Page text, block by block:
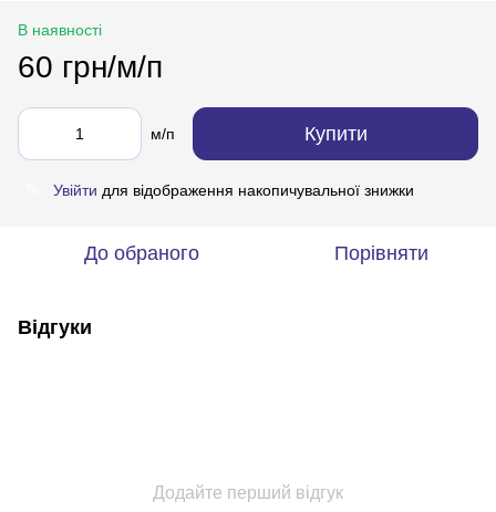
В наявності
60 грн/м/п
м/п Купити
Увійти для відображення накопичувальної знижки
До обраного Порівняти
Відгуки
Додайте перший відгук